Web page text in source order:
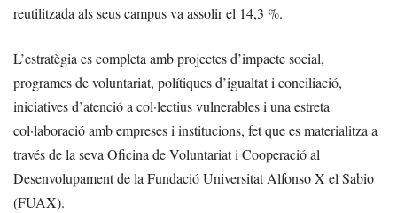
reutilitzada als seus campus va assolir el 14,3 %.
L’estratègia es completa amb projectes d’impacte social,
programes de voluntariat, polítiques d’igualtat i conciliació,
iniciatives d’atenció a col·lectius vulnerables i una estreta
col·laboració amb empreses i institucions, fet que es materialitza a
través de la seva Oficina de Voluntariat i Cooperació al
Desenvolupament de la Fundació Universitat Alfonso X el Sabio
(FUAX).